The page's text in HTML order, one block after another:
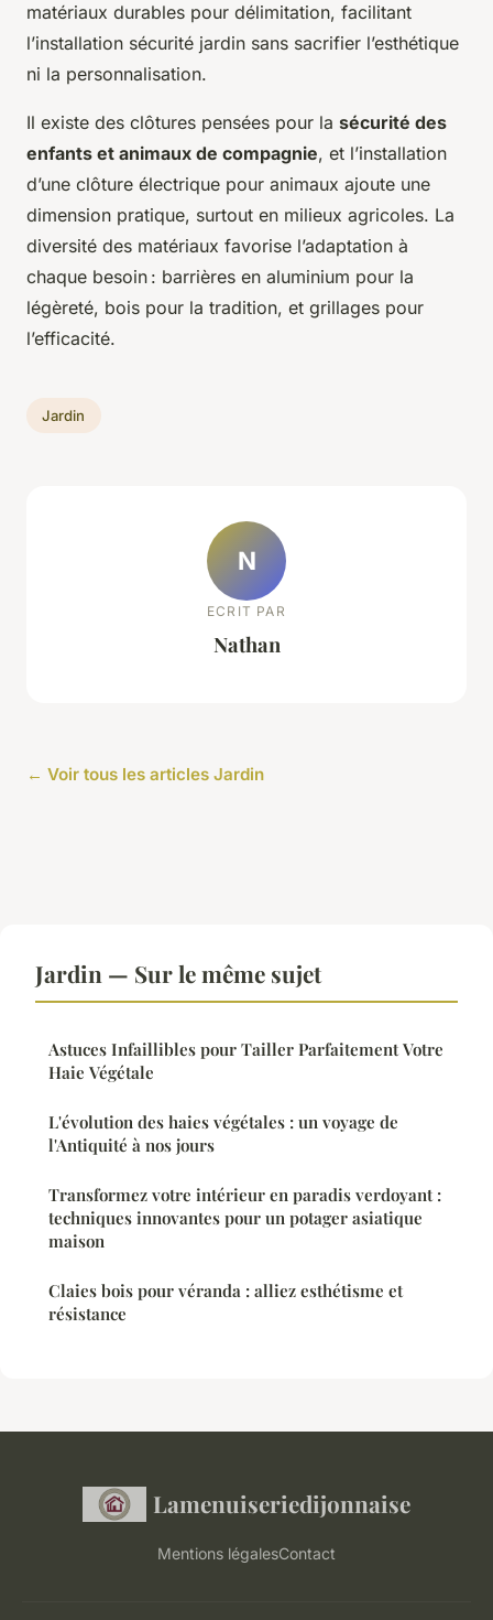
matériaux durables pour délimitation, facilitant
l’installation sécurité jardin sans sacrifier l’esthétique
ni la personnalisation.
Il existe des clôtures pensées pour la sécurité des
enfants et animaux de compagnie, et l’installation
d’une clôture électrique pour animaux ajoute une
dimension pratique, surtout en milieux agricoles. La
diversité des matériaux favorise l’adaptation à
chaque besoin : barrières en aluminium pour la
légèreté, bois pour la tradition, et grillages pour
l’efficacité.
Jardin
N
ECRIT PAR
Nathan
← Voir tous les articles Jardin
Jardin — Sur le même sujet
Astuces Infaillibles pour Tailler Parfaitement Votre
Haie Végétale
L'évolution des haies végétales : un voyage de
l'Antiquité à nos jours
Transformez votre intérieur en paradis verdoyant :
techniques innovantes pour un potager asiatique
maison
Claies bois pour véranda : alliez esthétisme et
résistance
Lamenuiseriedijonnaise
Mentions légalesContact